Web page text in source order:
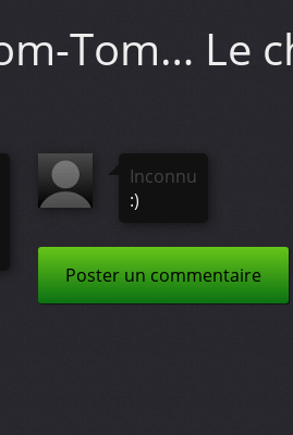
Tom… Le
Inconnu
:)
Poster un commentaire